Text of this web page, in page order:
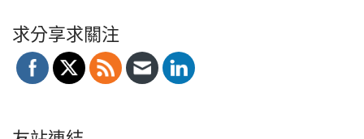
求分享求關注